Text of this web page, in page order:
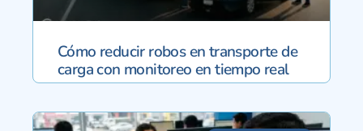
Cómo reducir robos en transporte de
carga con monitoreo en tiempo real